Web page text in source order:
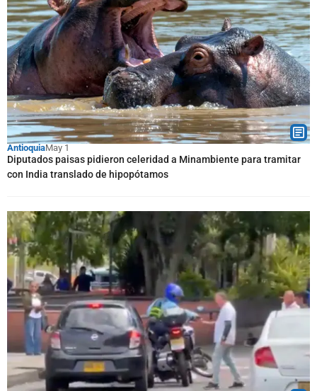
AntioquiaMay 1
Diputados paisas pidieron celeridad a Minambiente para tramitar
con India translado de hipopótamos